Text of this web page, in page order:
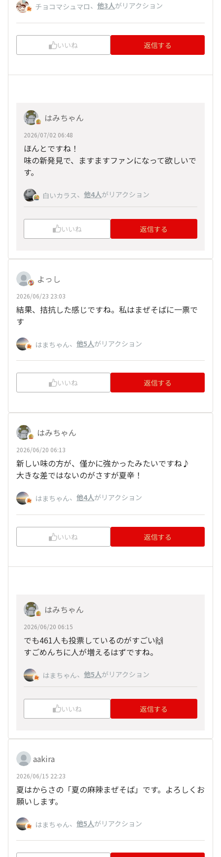
チョコマシュマロ、 他3人がリアクション
いいね 返信する
はみちゃん
2026/07/02 06:48
ほんとですね！
味の新発見で、ますますファンになって欲しいで
す。
白いカラス、 他4人がリアクション
いいね 返信する
よっし
2026/06/23 23:03
結果、拮抗した感じですね。私はまぜそばに一票で
す
はまちゃん、 他5人がリアクション
いいね 返信する
はみちゃん
2026/06/20 06:13
新しい味の方が、僅かに強かったみたいですね♪
大きな差ではないのがさすが夏辛！
はまちゃん、 他4人がリアクション
いいね 返信する
はみちゃん
2026/06/20 06:15
でも461人も投票しているのがすごい🙌
すごめんちに人が増えるはずですね。
はまちゃん、 他5人がリアクション
いいね 返信する
aakira
2026/06/15 22:23
夏はからさの「夏の麻辣まぜそば」です。よろしくお
願いします。
はまちゃん、 他5人がリアクション